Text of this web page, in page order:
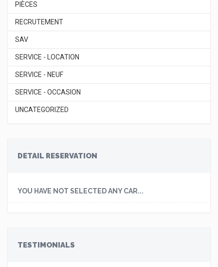
PIÈCES
RECRUTEMENT
SAV
SERVICE - LOCATION
SERVICE - NEUF
SERVICE - OCCASION
UNCATEGORIZED
DETAIL RESERVATION
YOU HAVE NOT SELECTED ANY CAR...
TESTIMONIALS